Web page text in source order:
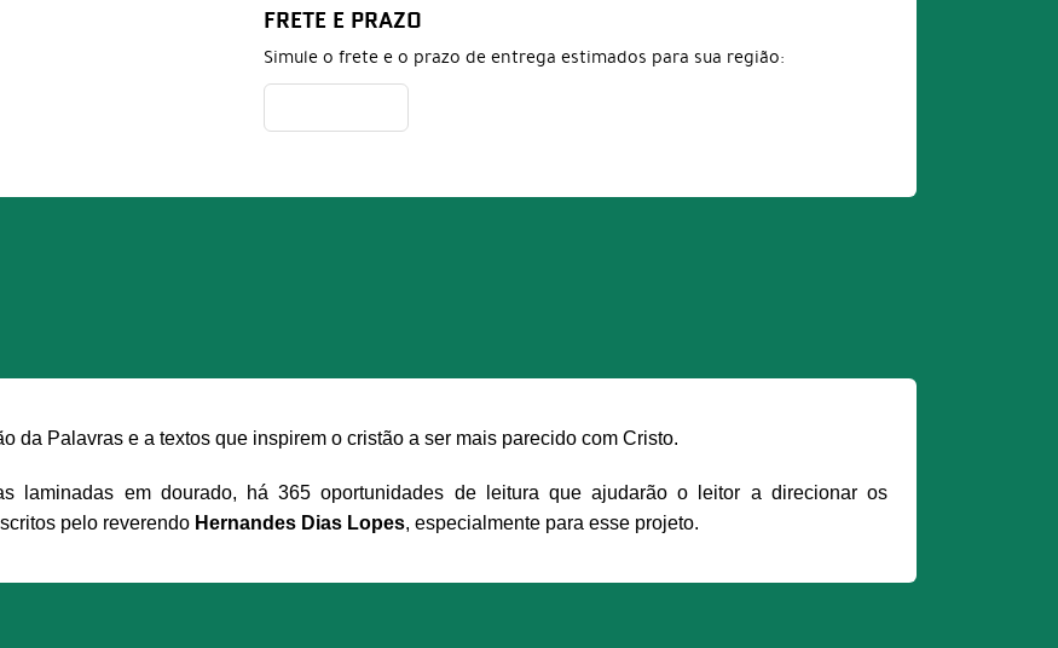
FRETE E PRAZO
Simule o frete e o prazo de entrega estimados para sua região:
da Palavras e a textos que inspirem o cristão a ser mais parecido com Cristo.
laminadas em dourado, há 365 oportunidades de leitura que ajudarão o leitor a direcionar os
pelo reverendo Hernandes Dias Lopes, especialmente para esse projeto.